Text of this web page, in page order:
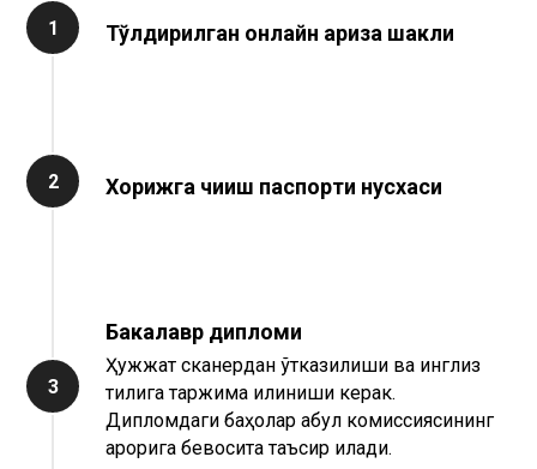
1 Тўлдирилган онлайн ариза шакли
2 Хорижга чиқиш паспорти нусхаси
3
Бакалавр дипломи
Ҳужжат сканердан ўтказилиши ва инглиз
тилига таржима қилиниши керак.
Дипломдаги баҳолар қабул комиссиясининг
қарорига бевосита таъсир қилади.